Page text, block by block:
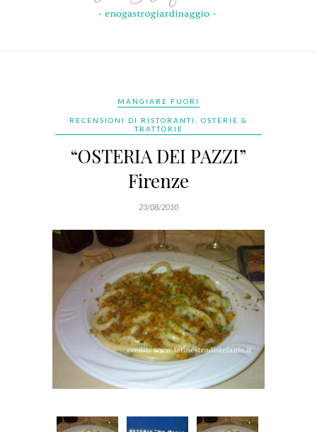
MANGIARE FUORI
RECENSIONI DI RISTORANTI, OSTERIE &
TRATTORIE
“OSTERIA DEI PAZZI”
Firenze
23/08/2010